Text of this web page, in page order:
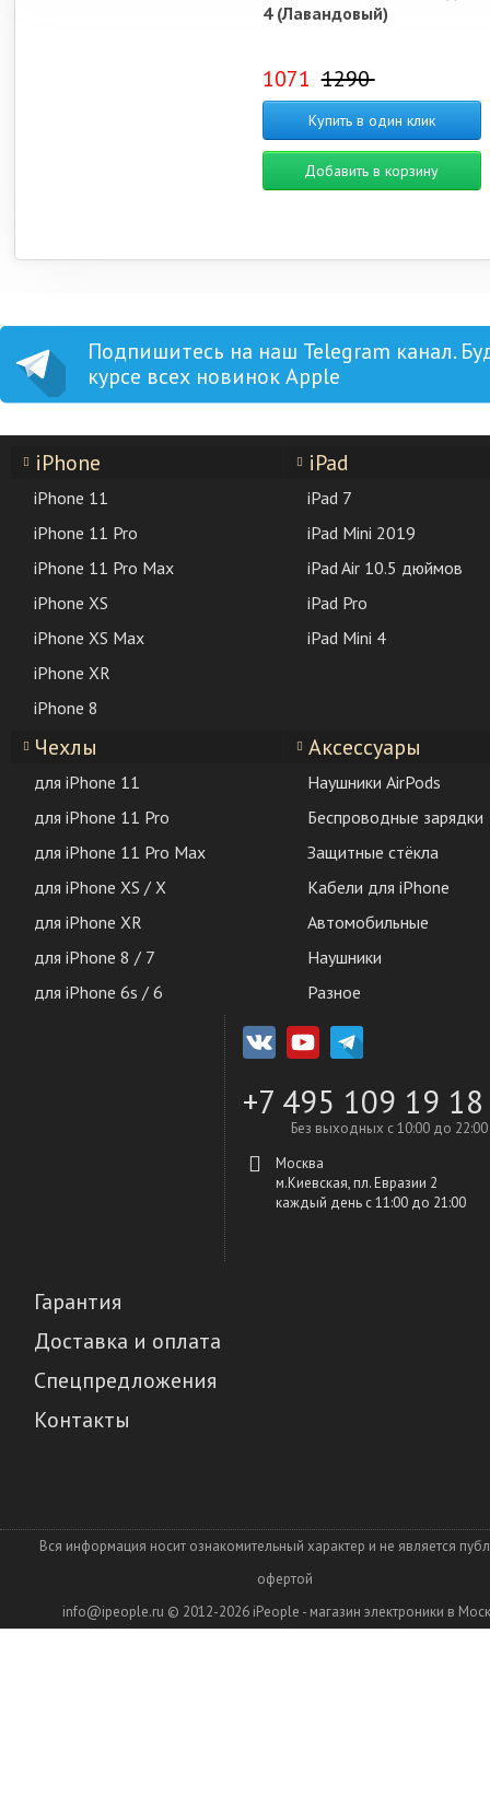
4 (Лавандовый)
1071 1290
Купить в один клик
Добавить в корзину
Подпишитесь на наш Telegram канал.
курсе всех новинок Apple
iPhone
iPhone 11
iPhone 11 Pro
iPhone 11 Pro Max
iPhone XS
iPhone XS Max
iPhone XR
iPhone 8
iPad
iPad 7
iPad Mini 2019
iPad Air 10.5 дюймов
iPad Pro
iPad Mini 4
Чехлы
для iPhone 11
для iPhone 11 Pro
для iPhone 11 Pro Max
для iPhone XS / X
для iPhone XR
для iPhone 8 / 7
для iPhone 6s / 6
Аксессуары
Наушники AirPods
Беспроводные зарядки
Защитные стёкла
Кабели для iPhone
Автомобильные
Наушники
Разное
+7 495 109 19 18
Без выходных с 10:00 до 22:00
Москва
м.Киевская, пл. Евразии 2
каждый день c 11:00 до 21:00
Гарантия
Доставка и оплата
Спецпредложения
Контакты
Вся информация носит ознакомительный характер и не является
офертой
info@ipeople.ru © 2012-2026 iPeople - магазин электроники в